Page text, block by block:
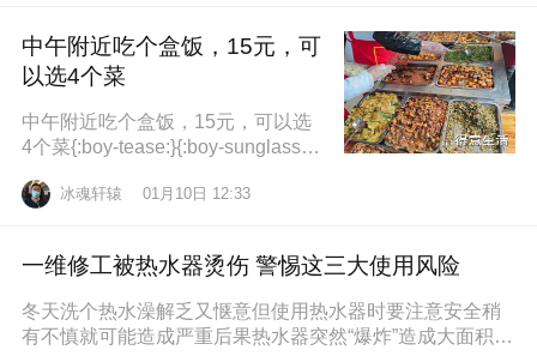
中午附近吃个盒饭，15元，可
以选4个菜
中午附近吃个盒饭，15元，可以选
4个菜{:boy-tease:}{:boy-sunglasse
冰魂轩辕 01月10日 12:33
一维修工被热水器烫伤 警惕这三大使用风险
冬天洗个热水澡解乏又惬意但使用热水器时要注意安全稍
有不慎就可能造成严重后果热水器突然“爆炸”造成大面积烫